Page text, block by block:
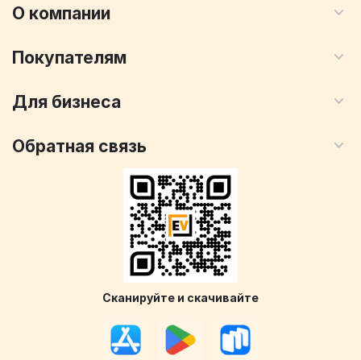
О компании
Покупателям
Для бизнеса
Обратная связь
Сканируйте и скачивайте